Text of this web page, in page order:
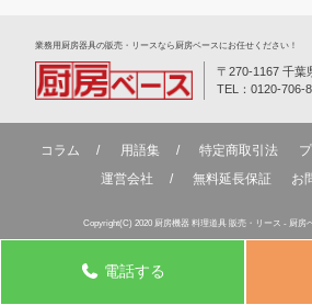
業務⽤厨房器具の販売・リースなら厨房ベースにお任せください！
〒270-1167 千
TEL：0120-706-
コラム 用語集 特定商取引法
運営会社
無料延⻑保証 お
Copyright(C) 2020 厨房機器 料理道具 販売・リース - 厨房
電話する